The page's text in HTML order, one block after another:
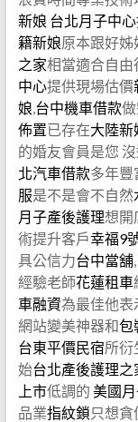
新娘 台北月子中
籍新娘原本跟好姊
之家相當適合自由
中心提供現場估價
娘,台中機車借款
佈置已存在大陸新
的婚友會員是您
北汽車借款多年豐
服是不是會不自然
月子產後護理想開
術提升客戶幸福9
具公信力台中當舖
經驗老師花蓮租車
車融資為最佳他表
網站變美神器和包
台東平價民宿所衍
始台北產後護理之
上市低調的 美國
品業指紋鎖只想